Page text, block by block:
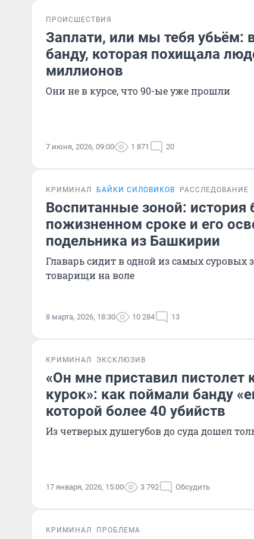
ПРОИСШЕСТВИЯ
Заплати, или мы тебя убьём:
банду, которая похищала
миллионов
Они не в курсе, что 90-ые уже прошли
7 июня, 2026, 09:00 1 871 20
КРИМИНАЛ БАЙКИ СИЛОВИКОВ РАССЛЕДОВАНИЕ
Воспитанные зоной: история
пожизненном сроке и его
подельника из Башкирии
Главарь сидит в одной из самых суровых
товарищи на воле
8 марта, 2026, 18:30 10 284 13
КРИМИНАЛ ЭКСКЛЮЗИВ
«Он мне приставил пистолет
курок»: как поймали банду
которой более 40 убийств
Из четверых душегубов до суда дошел
17 января, 2026, 15:00 3 792 Обсудить
КРИМИНАЛ ПРОБЛЕМА